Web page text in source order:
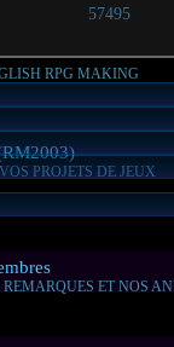
57495
RPG MAKING
VOS PROJETS DE JEUX
REMARQUES ET NOS